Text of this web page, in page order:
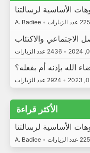
الأساسية لرسالتنا
A. Badiee •
الاجتماعي والاكتئاب
• 2436 عدد الزيارات
الله بإذنه أم بفعله؟
•
الأكثر قراءة
الأساسية لرسالتنا
A. Badiee •